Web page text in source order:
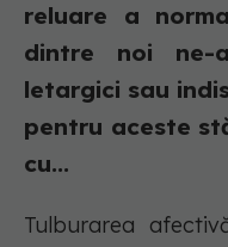
reluare a
dintre noi ne-
letargici sau
pentru aceste
cu...
Tulburarea